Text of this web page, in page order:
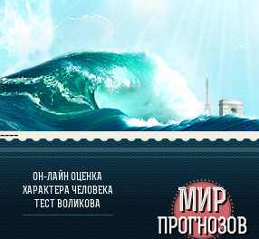
----
ОН-ЛАЙН ОЦЕНКА
ХАРАКТЕРА ЧЕЛОВЕКА
ТЕСТ ВОЛИКОВА
О ПРОГРАММЕ
ОЦЕНКА ХАРАКТЕРA
ОЦЕНКА ХАРАКТЕРА